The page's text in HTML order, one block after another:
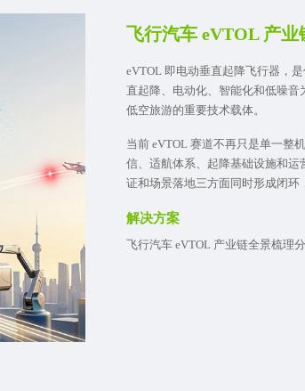
飞行汽车 eVTOL 产
eVTOL 即电动垂直起降飞行器，
直起降、电动化、智能化和低噪
低空旅游的重要技术载体。
当前 eVTOL 赛道不再只是单一整
信、适航体系、起降基础设施和
证和场景落地三方面同时形成闭环
解决方案
飞行汽车 eVTOL 产业链全景梳理